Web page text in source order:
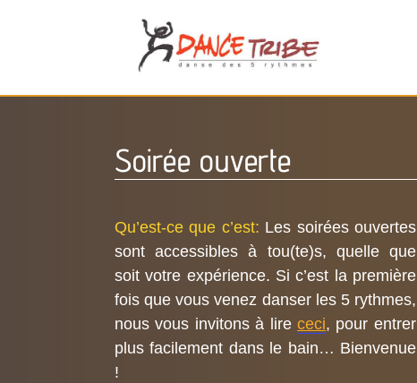
Soirée ouverte
Qu’est-ce que c’est: Les soirées ouvertes
sont accessibles à tou(te)s, quelle que
soit votre expérience. Si c’est la première
fois que vous venez danser les 5 rythmes,
nous vous invitons à lirececi, pour entrer
plus facilement dans le bain… Bienvenue
!